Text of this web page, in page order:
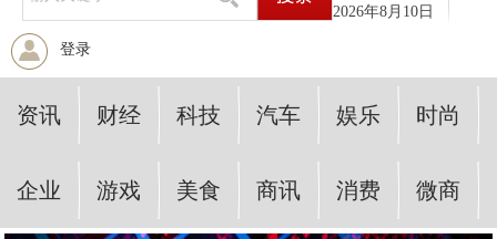
2026年8月10日
登录
资讯 财经 科技 汽车 娱乐 时尚
企业 游戏 美食 商讯 消费 微商